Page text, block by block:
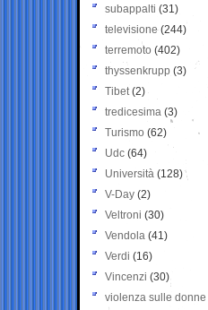
subappalti (31)
televisione(244)
terremoto (402)
thyssenkrupp (3)
Tibet(2)
tredicesima (3)
Turismo (62)
Udc (64)
Università (128)
V-Day (2)
Veltroni (30)
Vendola (41)
Verdi (16)
Vincenzi (30)
violenza sulle donne